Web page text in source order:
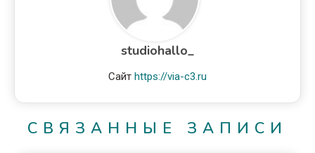
studiohallo_
Сайт https://via-c3.ru
СВЯЗАННЫЕ ЗАПИСИ